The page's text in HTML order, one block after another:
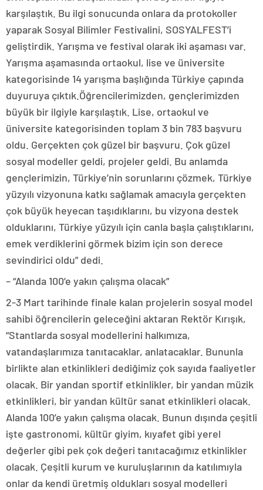
karşılaştık. Bu ilgi sonucunda onlara da protokoller
yaparak Sosyal Bilimler Festivalini, SOSYALFEST’i
geliştirdik. Yarışma ve festival olarak iki aşaması var.
Yarışma aşamasında ortaokul, lise ve üniversite
kategorisinde 14 yarışma başlığında Türkiye çapında
duyuruya çıktık.Öğrencilerimizden, gençlerimizden
büyük bir ilgiyle karşılaştık. Lise, ortaokul ve
üniversite kategorisinden toplam 3 bin 783 başvuru
oldu. Gerçekten çok güzel bir başvuru. Çok güzel
sosyal modeller geldi, projeler geldi. Bu anlamda
gençlerimizin, Türkiye’nin sorunlarını çözmek, Türkiye
yüzyılı vizyonuna katkı sağlamak amacıyla gerçekten
çok büyük heyecan taşıdıklarını, bu vizyona destek
olduklarını, Türkiye yüzyılı için canla başla çalıştıklarını,
emek verdiklerini görmek bizim için son derece
sevindirici oldu” dedi.
– “Alanda 100’e yakın çalışma olacak”
2-3 Mart tarihinde finale kalan projelerin sosyal model
sahibi öğrencilerin geleceğini aktaran Rektör Kırışık,
“Stantlarda sosyal modellerini halkımıza,
vatandaşlarımıza tanıtacaklar, anlatacaklar. Bununla
birlikte alan etkinlikleri dediğimiz çok sayıda faaliyetler
olacak. Bir yandan sportif etkinlikler, bir yandan müzik
etkinlikleri, bir yandan kültür sanat etkinlikleri olacak.
Alanda 100’e yakın çalışma olacak. Bunun dışında çeşitli
işte gastronomi, kültür giyim, kıyafet gibi yerel
değerler gibi pek çok değeri tanıtacağımız etkinlikler
olacak. Çeşitli kurum ve kuruluşlarının da katılımıyla
onlar da kendi üretmiş oldukları sosyal modelleri